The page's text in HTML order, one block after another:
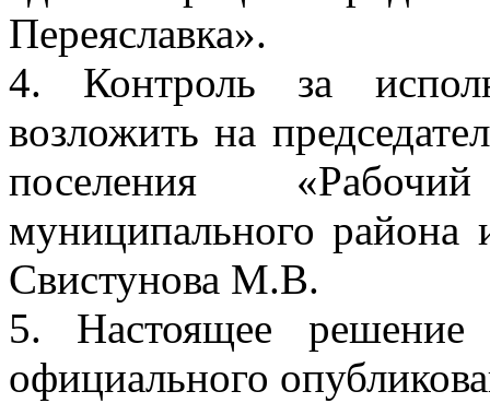
Переяславка».
4. Контроль за
возложить на
поселения
муниципального района
Свистунова М.В.
5. Настоящее
официального